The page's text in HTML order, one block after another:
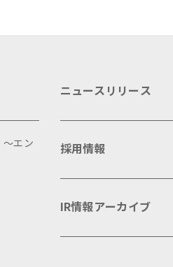
エン
ニュースリリース
採用情報
IR情報アーカイブ